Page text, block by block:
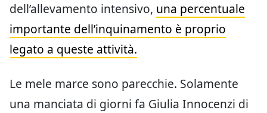
dell’allevamento intensivo, una percentuale
importante dell’inquinamento è proprio
legato a queste attività.
Le mele marce sono parecchie. Solamente
una manciata di giorni fa Giulia Innocenzi di